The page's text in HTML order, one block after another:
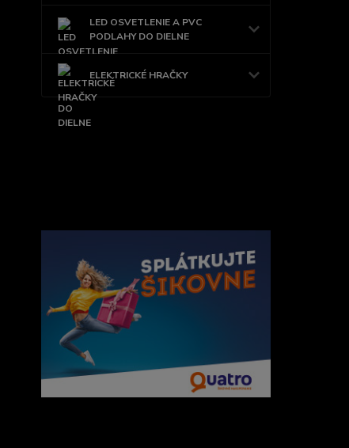
LED OSVETLENIE A PVC
PODLAHY DO DIELNE
ELEKTRICKÉ HRAČKY